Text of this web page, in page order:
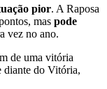
pior. A Raposa
mas pode
vez no ano.
de uma vitória
diante do Vitória,